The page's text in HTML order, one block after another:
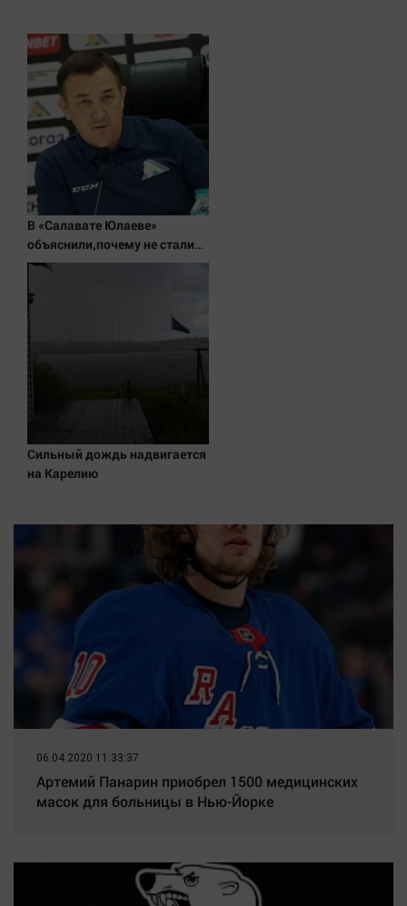
Конкурс
Народная журналистика
Наука
Обсуждаем
Отдых
Последняя инстанция
Светская жизнь
В «Салавате Юлаеве»
объяснили,почему не стали
активно подписывать
Сильный дождь надвигается
на Карелию
06.04.2020 11:33:37
Артемий Панарин приобрел 1500 медицинских
масок для больницы в Нью-Йорке